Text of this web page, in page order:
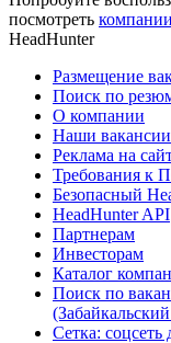
посмотреть
HeadHunter
Размещение
Поиск по
О компании
Наши вакансии
Реклама на
Требования к
Безопасный
HeadHunter API
Партнерам
Инвесторам
Каталог
Поиск по
Сетка: соцсеть